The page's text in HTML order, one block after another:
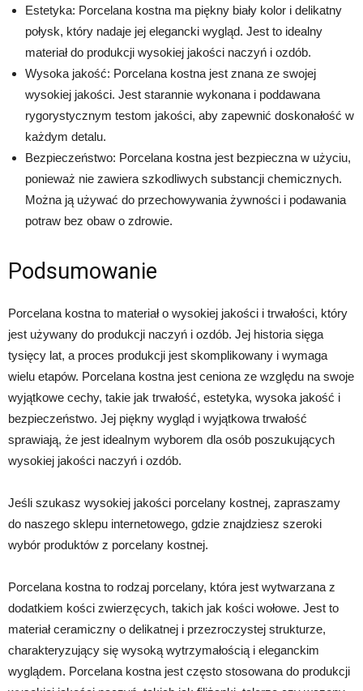
Estetyka: Porcelana kostna ma piękny biały kolor i delikatny
połysk, który nadaje jej elegancki wygląd. Jest to idealny
materiał do produkcji wysokiej jakości naczyń i ozdób.
Wysoka jakość: Porcelana kostna jest znana ze swojej
wysokiej jakości. Jest starannie wykonana i poddawana
rygorystycznym testom jakości, aby zapewnić doskonałość w
każdym detalu.
Bezpieczeństwo: Porcelana kostna jest bezpieczna w użyciu,
ponieważ nie zawiera szkodliwych substancji chemicznych.
Można ją używać do przechowywania żywności i podawania
potraw bez obaw o zdrowie.
Podsumowanie
Porcelana kostna to materiał o wysokiej jakości i trwałości, który
jest używany do produkcji naczyń i ozdób. Jej historia sięga
tysięcy lat, a proces produkcji jest skomplikowany i wymaga
wielu etapów. Porcelana kostna jest ceniona ze względu na swoje
wyjątkowe cechy, takie jak trwałość, estetyka, wysoka jakość i
bezpieczeństwo. Jej piękny wygląd i wyjątkowa trwałość
sprawiają, że jest idealnym wyborem dla osób poszukujących
wysokiej jakości naczyń i ozdób.
Jeśli szukasz wysokiej jakości porcelany kostnej, zapraszamy
do naszego sklepu internetowego, gdzie znajdziesz szeroki
wybór produktów z porcelany kostnej.
Porcelana kostna to rodzaj porcelany, która jest wytwarzana z
dodatkiem kości zwierzęcych, takich jak kości wołowe. Jest to
materiał ceramiczny o delikatnej i przezroczystej strukturze,
charakteryzujący się wysoką wytrzymałością i eleganckim
wyglądem. Porcelana kostna jest często stosowana do produkcji